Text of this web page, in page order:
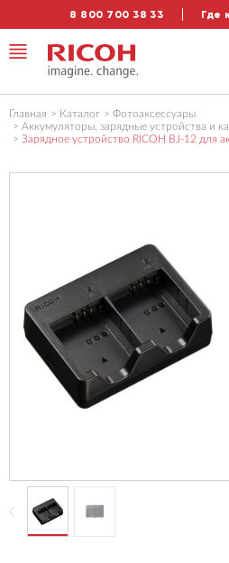
8 800 700 38 33 Где
Главная Каталог
Фотоаксессуары
Аккумуляторы, зарядные устройства и
Зарядное устройство RICOH BJ-12 для